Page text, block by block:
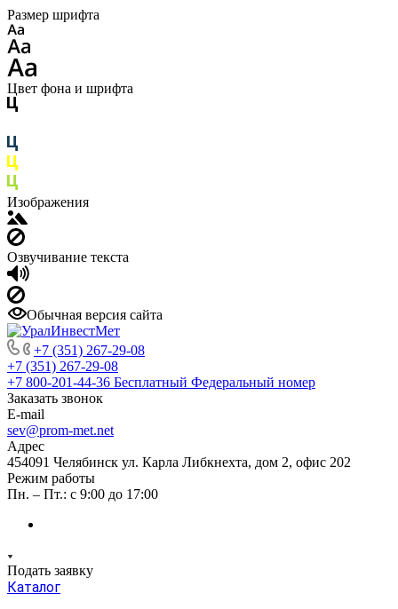
Размер шрифта
Цвет фона и шрифта
Изображения
Озвучивание текста
Обычная версия сайта
+7 (351) 267-29-08
+7 (351) 267-29-08
+7 800-201-44-36 Бесплатный Федеральный номер
Заказать звонок
E-mail
sev@prom-met.net
Адрес
454091 Челябинск ул. Карла Либкнехта, дом 2, офис 202
Режим работы
Пн. – Пт.: с 9:00 до 17:00
Подать заявку
Каталог